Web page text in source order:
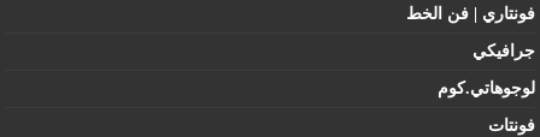
فونتاري | فن الخط
جرافيكي
لوجوهاتي.كوم
فونتات